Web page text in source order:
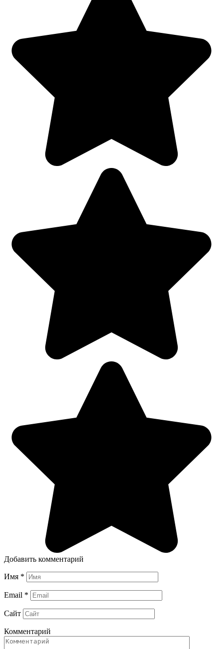
Добавить комментарий
Имя *
Email *
Сайт
Комментарий